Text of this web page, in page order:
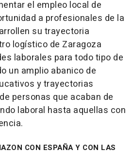
el empleo local de
a profesionales de la
su trayectoria
logístico de Zaragoza
laborales para todo tipo de
un amplio abanico de
y trayectorias
personas que acaban de
laboral hasta aquellas con
CON ESPAÑA Y CON LAS